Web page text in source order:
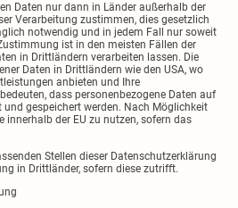
Daten nur dann in Länder außerhalb der
Verarbeitung zustimmen, dies gesetzlich
notwendig und in jedem Fall nur soweit
ist in den meisten Fällen der
in Drittländern verarbeiten lassen. Die
Daten in Drittländern wie den USA, wo
anbieten und Ihre
dass personenbezogene Daten auf
und gespeichert werden. Nach Möglichkeit
innerhalb der EU zu nutzen, sofern das
Stellen dieser Datenschutzerklärung
in Drittländer, sofern diese zutrifft.